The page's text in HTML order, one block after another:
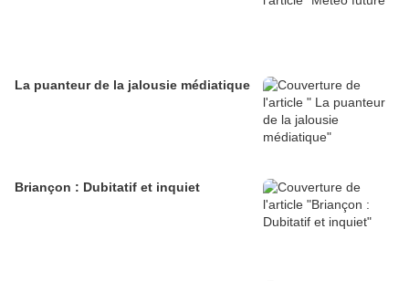
La puanteur de la jalousie médiatique
Briançon : Dubitatif et inquiet